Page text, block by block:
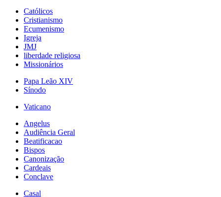
Católicos
Cristianismo
Ecumenismo
Igreja
JMJ
liberdade religiosa
Missionários
Papa Leão XIV
Sínodo
Vaticano
Angelus
Audiência Geral
Beatificacao
Bispos
Canonização
Cardeais
Conclave
Casal